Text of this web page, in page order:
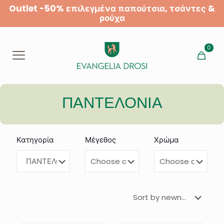
Outlet -50% επιλεγμένα παπούτσια, τσάντες &
ρούχα
0
ΠΑΝΤΕΛΟΝΙΑ
Κατηγορία Μέγεθος Χρώμα